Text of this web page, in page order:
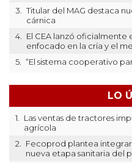
3.
Titular del MAG destaca
cárnica
4.
El CEA lanzó oficialmente
enfocado en la cría y el
5.
“El sistema cooperativo
LO
1.
Las ventas de tractores
agrícola
2.
Fecoprod plantea
nueva etapa sanitaria del